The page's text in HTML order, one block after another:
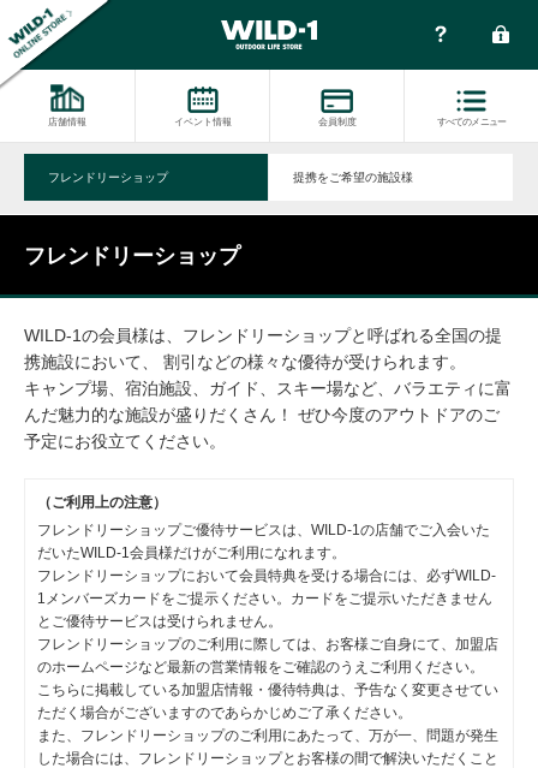
店舗情報 イベント情報 会員制度 すべてのメニュー
フレンドリーショップ 提携をご希望の施設様
フレンドリーショップ
WILD-1の会員様は、フレンドリーショップと呼ばれる全国の提
携施設において、 割引などの様々な優待が受けられます。
キャンプ場、宿泊施設、ガイド、スキー場など、バラエティに富
んだ魅力的な施設が盛りだくさん！ ぜひ今度のアウトドアのご
予定にお役立てください。
（ご利用上の注意）
フレンドリーショップご優待サービスは、WILD-1の店舗でご入会いた
だいたWILD-1会員様だけがご利用になれます。
フレンドリーショップにおいて会員特典を受ける場合には、必ずWILD-
1メンバーズカードをご提示ください。カードをご提示いただきません
とご優待サービスは受けられません。
フレンドリーショップのご利用に際しては、お客様ご自身にて、加盟店
のホームページなど最新の営業情報をご確認のうえご利用ください。
こちらに掲載している加盟店情報・優待特典は、予告なく変更させてい
ただく場合がございますのであらかじめご了承ください。
また、フレンドリーショップのご利用にあたって、万が一、問題が発生
した場合には、フレンドリーショップとお客様の間で解決いただくこと